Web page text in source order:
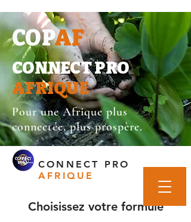
COPAF
CONNECT PRO
AFRIQUE
Pour une Afrique plus
connectée, plus prospère.
CONNECT PRO
AFRIQUE
Choisissez votre formule